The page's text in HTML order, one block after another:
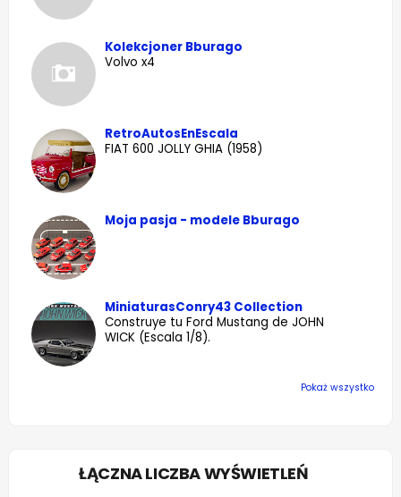
Kolekcjoner Bburago
Volvo x4
RetroAutosEnEscala
FIAT 600 JOLLY GHIA (1958)
Moja pasja - modele Bburago
MiniaturasConry43 Collection
Construye tu Ford Mustang de JOHN
WICK (Escala 1/8).
Pokaż wszystko
ŁĄCZNA LICZBA WYŚWIETLEŃ